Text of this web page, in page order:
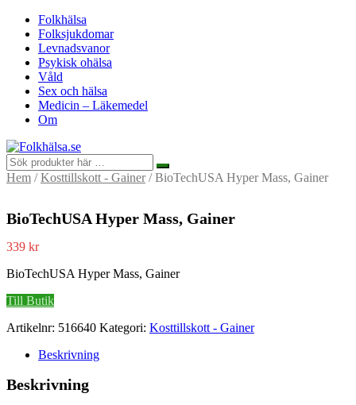
Folkhälsa
Folksjukdomar
Levnadsvanor
Psykisk ohälsa
Våld
Sex och hälsa
Medicin – Läkemedel
Om
Hem /Kosttillskott - Gainer/ BioTechUSA Hyper Mass, Gainer
BioTechUSA Hyper Mass, Gainer
339 kr
BioTechUSA Hyper Mass, Gainer
Till Butik
Artikelnr: 516640 Kategori: Kosttillskott - Gainer
Beskrivning
Beskrivning